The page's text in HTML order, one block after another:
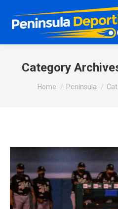
Category
You are here:
Home Península